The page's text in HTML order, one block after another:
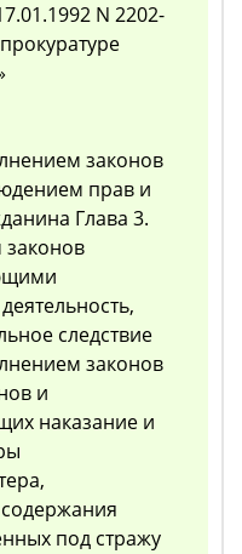
N 2202-
законов
прав и
Глава 3.
следствие
законов
и
наказание и
под стражу